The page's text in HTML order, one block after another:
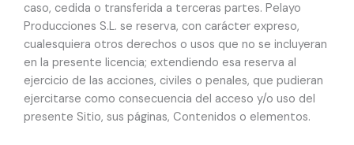
caso, cedida o transferida a terceras partes. Pelayo
Producciones S.L. se reserva, con carácter expreso,
cualesquiera otros derechos o usos que no se incluyeran
en la presente licencia; extendiendo esa reserva al
ejercicio de las acciones, civiles o penales, que pudieran
ejercitarse como consecuencia del acceso y/o uso del
presente Sitio, sus páginas, Contenidos o elementos.